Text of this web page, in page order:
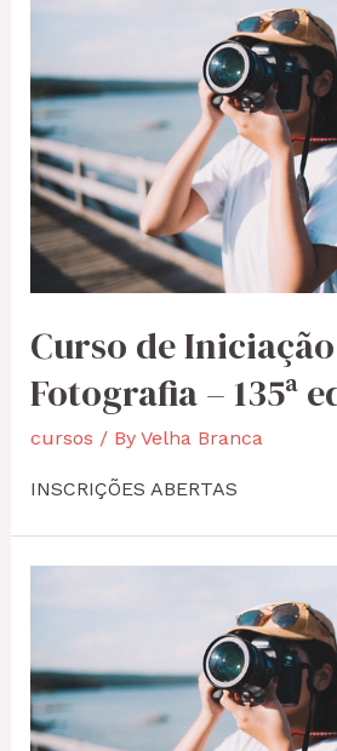
Curso de
Fotografia – 135ª
cursos / By Velha Branca
INSCRIÇÕES ABERTAS